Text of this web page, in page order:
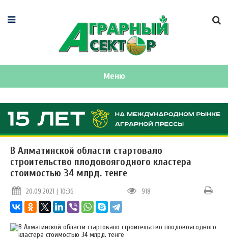
Меню
В Алматинской области стартовало
строительство плодовоягодного кластера
стоимостью 34 млрд. тенге
20.09.2021 | 10:36 918